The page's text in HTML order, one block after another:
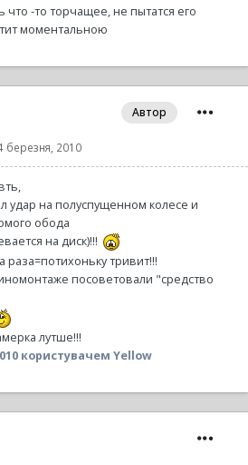
что -то торчащее, не пытатся его
моментальною
березня, 2010
Автор
удар на полуспущенном колесе и
обода
на диск)!!!
тривит!!!
посоветовали "средство
лутше!!!
користувачем Yellow